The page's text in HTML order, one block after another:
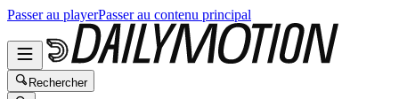
Passer au playerPasser au contenu principal
Rechercher